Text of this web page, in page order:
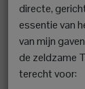
directe,
essentie van
van mijn
de zeldzame
terecht voor: